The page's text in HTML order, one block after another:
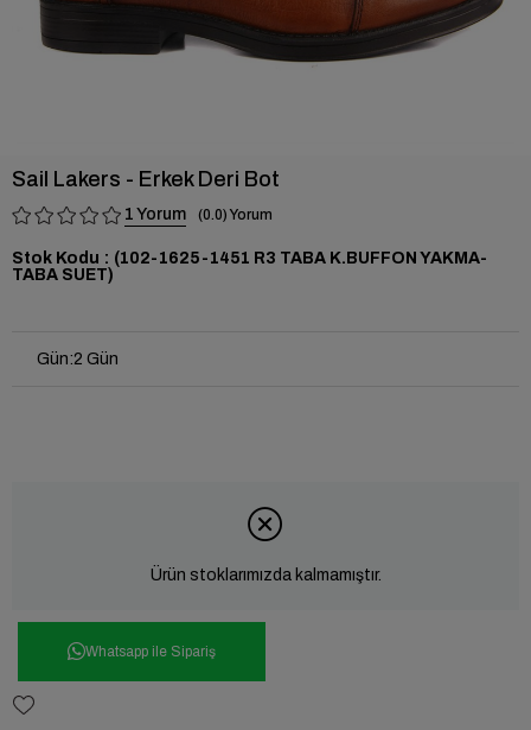
Sail Lakers - Erkek Deri Bot
1 0.0
Stok Kodu
(102-1625-1451 R3 TABA K.BUFFON YAKMA-
TABA SUET)
Gün:2 Gün
Ürün stoklarımızda kalmamıştır.
Whatsapp ile Sipariş